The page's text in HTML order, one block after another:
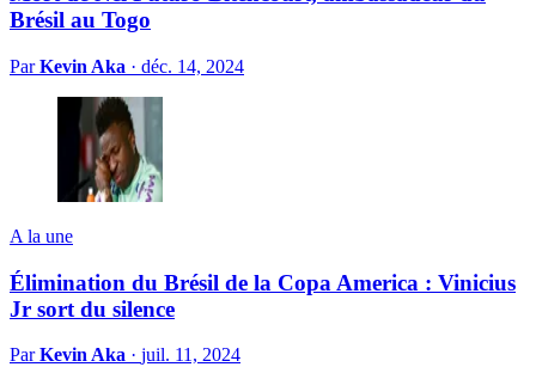
Brésil au Togo
ParKevin Aka · déc. 14, 2024
A la une
Élimination du Brésil de la Copa America : Vinicius
Jr sort du silence
ParKevin Aka · juil. 11, 2024